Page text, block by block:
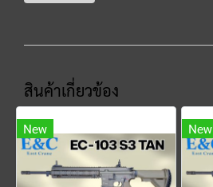
สินค้าเกี่ยวข้อง
New New